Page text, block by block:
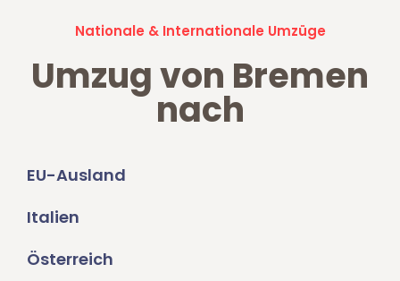
Nationale & Internationale Umzüge
Umzug von Bremen
nach
EU-Ausland
Italien
Österreich